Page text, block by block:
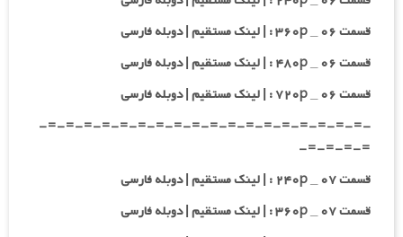
قسمت ۰۶ _ ۳۶۰p : | لینک مستقیم | دوبله فارسی
قسمت ۰۶ _ ۴۸۰p : | لینک مستقیم | دوبله فارسی
قسمت ۰۶ _ ۷۲۰p : | لینک مستقیم | دوبله فارسی
-=-=-=-=-=-=-=-=-=-=-=-=-=-=-=-=-=-=-
=-=-=-=-
قسمت ۰۷ _ ۲۴۰p : | لینک مستقیم | دوبله فارسی
قسمت ۰۷ _ ۳۶۰p : | لینک مستقیم | دوبله فارسی